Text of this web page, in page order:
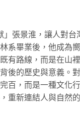
」張景淮，讓人對台
系畢業後，他成為
有路線，而是在山
後的歷史與意義。
百，而是一種文化
重新連結人與自然